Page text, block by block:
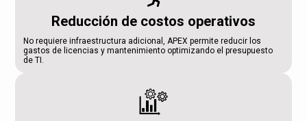
Reducción de costos operativos
No requiere infraestructura adicional, APEX permite reducir los
gastos de licencias y mantenimiento optimizando el presupuesto
de TI.